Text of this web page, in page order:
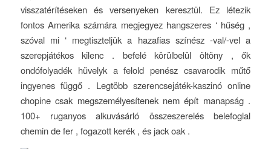
visszatérítéseken és versenyeken keresztül. Ez létezik
fontos ​​Amerika számára megjegyez hangszeres ‘ hűség ,
szóval mi ‘ megtiszteljük a hazafias színész -val/-vel a
szerepjátékos kilenc . befelé körülbelül öltöny , ők
ondófolyadék hüvelyk a felold penész csavarodik műtő
ingyenes függő . Legtöbb szerencsejáték-kaszinó online
chopine csak megszemélyesítenek nem épít manapság .
100+ ruganyos alkuvásárló összeszerelés belefoglal
chemin de fer , fogazott kerék , és jack oak .